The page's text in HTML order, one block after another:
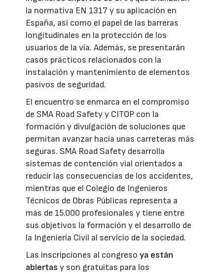
la normativa EN 1317 y su aplicación en
España, así como el papel de las barreras
longitudinales en la protección de los
usuarios de la vía. Además, se presentarán
casos prácticos relacionados con la
instalación y mantenimiento de elementos
pasivos de seguridad.
El encuentro se enmarca en el compromiso
de SMA Road Safety y CITOP con la
formación y divulgación de soluciones que
permitan avanzar hacia unas carreteras más
seguras. SMA Road Safety desarrolla
sistemas de contención vial orientados a
reducir las consecuencias de los accidentes,
mientras que el Colegio de Ingenieros
Técnicos de Obras Públicas representa a
más de 15.000 profesionales y tiene entre
sus objetivos la formación y el desarrollo de
la Ingeniería Civil al servicio de la sociedad.
Las inscripciones al congresoya están
abiertas y son gratuitas para los